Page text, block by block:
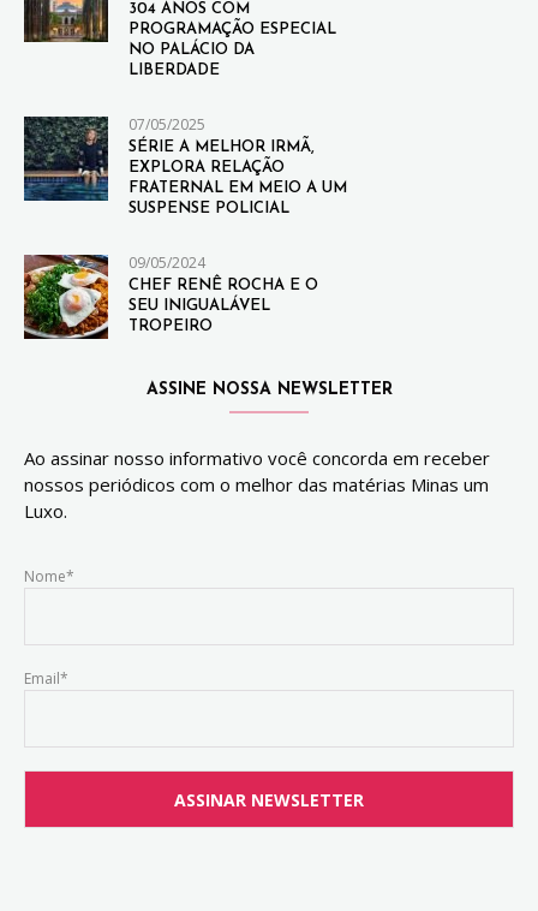
304 ANOS COM
PROGRAMAÇÃO ESPECIAL
NO PALÁCIO DA
LIBERDADE
07/05/2025
SÉRIE A MELHOR IRMÃ,
EXPLORA RELAÇÃO
FRATERNAL EM MEIO A UM
SUSPENSE POLICIAL
09/05/2024
CHEF RENÊ ROCHA E O
SEU INIGUALÁVEL
TROPEIRO
ASSINE NOSSA NEWSLETTER
Ao assinar nosso informativo você concorda em receber
nossos periódicos com o melhor das matérias Minas um
Luxo.
Nome*
Email*